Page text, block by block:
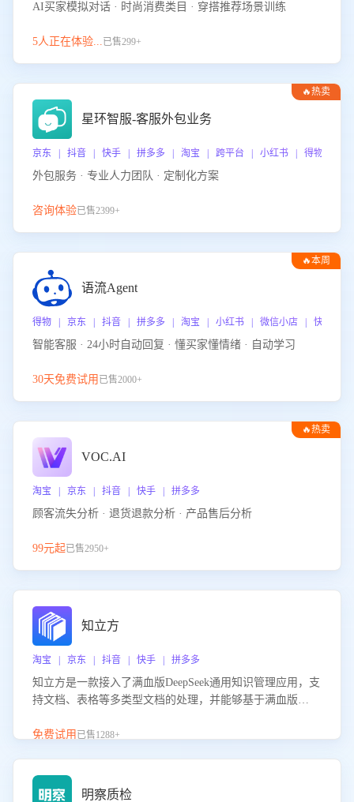
AI买家模拟对话 · 时尚消费类目 · 穿搭推荐场景训练
5人正在体验...已售299+
🔥热卖
星环智服-客服外包业务
京东 | 抖音 | 快手 | 拼多多 | 淘宝 | 跨平台 | 小红书 | 得物 | 企
外包服务 · 专业人力团队 · 定制化方案
咨询体验已售2399+
🔥本周
语流Agent
得物 | 京东 | 抖音 | 拼多多 | 淘宝 | 小红书 | 微信小店 | 快手 |
智能客服 · 24小时自动回复 · 懂买家懂情绪 · 自动学习
30天免费试用 已售2000+
🔥热卖
VOC.AI
淘宝 | 京东 | 抖音 | 快手 | 拼多多
顾客流失分析 · 退货退款分析 · 产品售后分析
99元起已售2950+
知立方
淘宝 | 京东 | 抖音 | 快手 | 拼多多
知立方是一款接入了满血版DeepSeek通用知识管理应用，支
持文档、表格等多类型文档的处理，并能够基于满血版
识支持，帮助用户高效管理和利用知识资源。通过该产品，
免费试用 已售1288+
明察质检